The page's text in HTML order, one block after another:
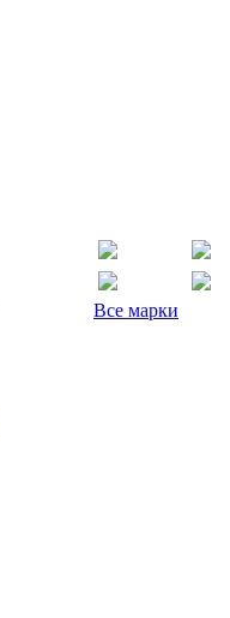
Все марки